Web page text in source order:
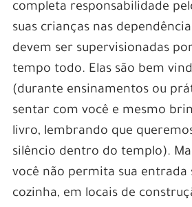
completa responsabilidade
suas crianças nas
devem ser supervisionadas
tempo todo. Elas são bem
(durante ensinamentos ou
sentar com você e mesmo
livro, lembrando que
silêncio dentro do templo).
você não permita sua entrada
cozinha, em locais de